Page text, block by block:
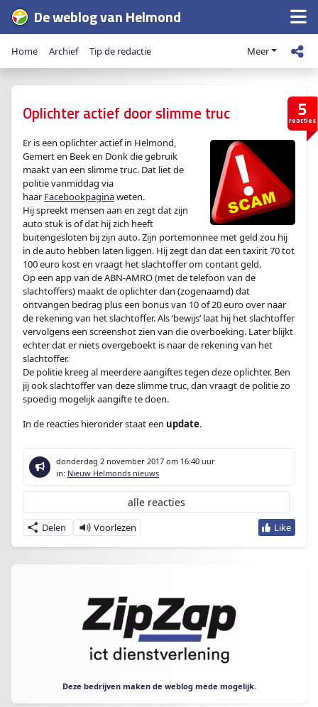
De weblog van Helmond
Home Archief Tip de redactie Meer
5
reacties
Oplichter actief door slimme truc
Er is een oplichter actief in Helmond,
Gemert en Beek en Donk die gebruik
maakt van een slimme truc. Dat liet de
politie vanmiddag via
haar Facebookpaginaweten.
Hij spreekt mensen aan en zegt dat zijn
auto stuk is of dat hij zich heeft
buitengesloten bij zijn auto. Zijn portemonnee met geld zou hij
in de auto hebben laten liggen. Hij zegt dan dat een taxirit 70 tot
100 euro kost en vraagt het slachtoffer om contant geld.
Op een app van de ABN-AMRO (met de telefoon van de
slachtoffers) maakt de oplichter dan (zogenaamd) dat
ontvangen bedrag plus een bonus van 10 of 20 euro over naar
de rekening van het slachtoffer. Als ‘bewijs’ laat hij het slachtoffer
vervolgens een screenshot zien van die overboeking. Later blijkt
echter dat er niets overgeboekt is naar de rekening van het
slachtoffer.
De politie kreeg al meerdere aangiftes tegen deze oplichter. Ben
jij ook slachtoffer van deze slimme truc, dan vraagt de politie zo
spoedig mogelijk aangifte te doen.
In de reacties hieronder staat een update.
donderdag 2 november 2017 om 16:40 uur
in: Nieuw Helmonds nieuws
Delen
alle reacties
Deze bedrijven maken de weblog mede mogelijk.